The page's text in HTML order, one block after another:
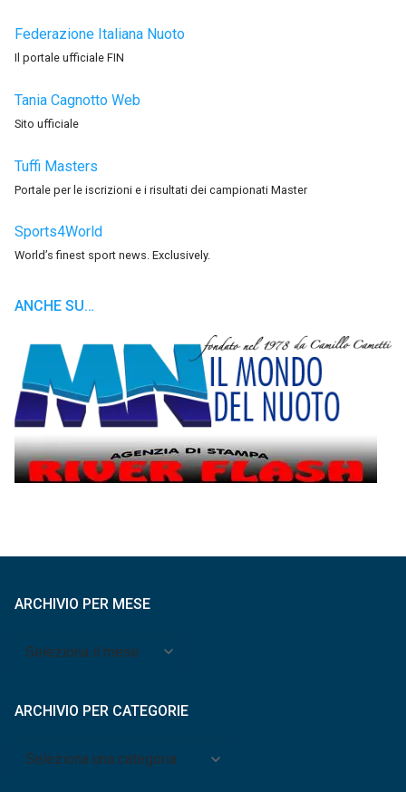
Federazione Italiana Nuoto
Il portale ufficiale FIN
Tania Cagnotto Web
Sito ufficiale
Tuffi Masters
Portale per le iscrizioni e i risultati dei campionati Master
Sports4World
World’s finest sport news. Exclusively.
ANCHE SU…
ARCHIVIO PER MESE
Archivio
ARCHIVIO PER CATEGORIE
Archivio